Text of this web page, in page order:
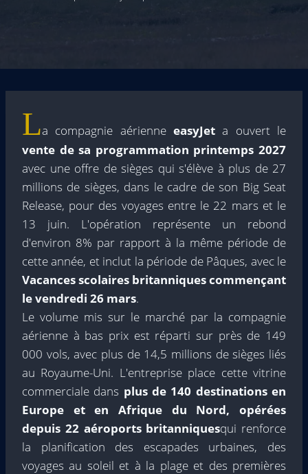
La compagnie aérienne easyJet a ouvert le
vente de sa programmation printemps 2027
avec une offre de sièges qui s'élève à plus de 27
millions de sièges, dans le cadre de son Big Seat
Release, pour des voyages entre le 22 mars et le
13 juin. L'opération représente un rebond
d'environ 8% par rapport à la même période de
cette année, et inclut la période de Pâques, avec le
Vacances scolaires britanniques commençant
le vendredi 26 mars.
Le volume mis sur le marché par la compagnie
aérienne à bas prix est réparti sur près de 149
000 vols, avec plus de 14,5 millions de sièges liés
au Royaume-Uni. L'entreprise place cette vitrine
commerciale dans plus de 140 destinations en
Europe et en Afrique du Nord, opérées
depuis 22 aéroports britanniquesqui renforce
la planification des escapades urbaines, des
voyages au soleil et à la plage et des premières